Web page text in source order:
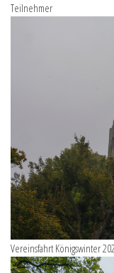
Teilnehmer
Vereinsfahrt Königswinter